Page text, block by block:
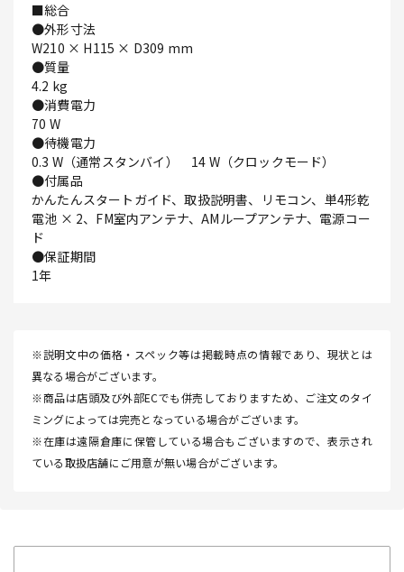
■総合
●外形寸法
W210 × H115 × D309 mm
●質量
4.2 kg
●消費電力
70 W
●待機電力
0.3 W（通常スタンバイ） 14 W（クロックモード）
●付属品
かんたんスタートガイド、取扱説明書、リモコン、単4形乾
電池 × 2、FM室内アンテナ、AMループアンテナ、電源コー
ド
●保証期間
1年
※説明文中の価格・スペック等は掲載時点の情報であり、現状とは
異なる場合がございます。
※商品は店頭及び外部ECでも併売しておりますため、ご注文のタイ
ミングによっては完売となっている場合がございます。
※在庫は遠隔倉庫に保管している場合もございますので、表示され
ている取扱店舗にご用意が無い場合がございます。